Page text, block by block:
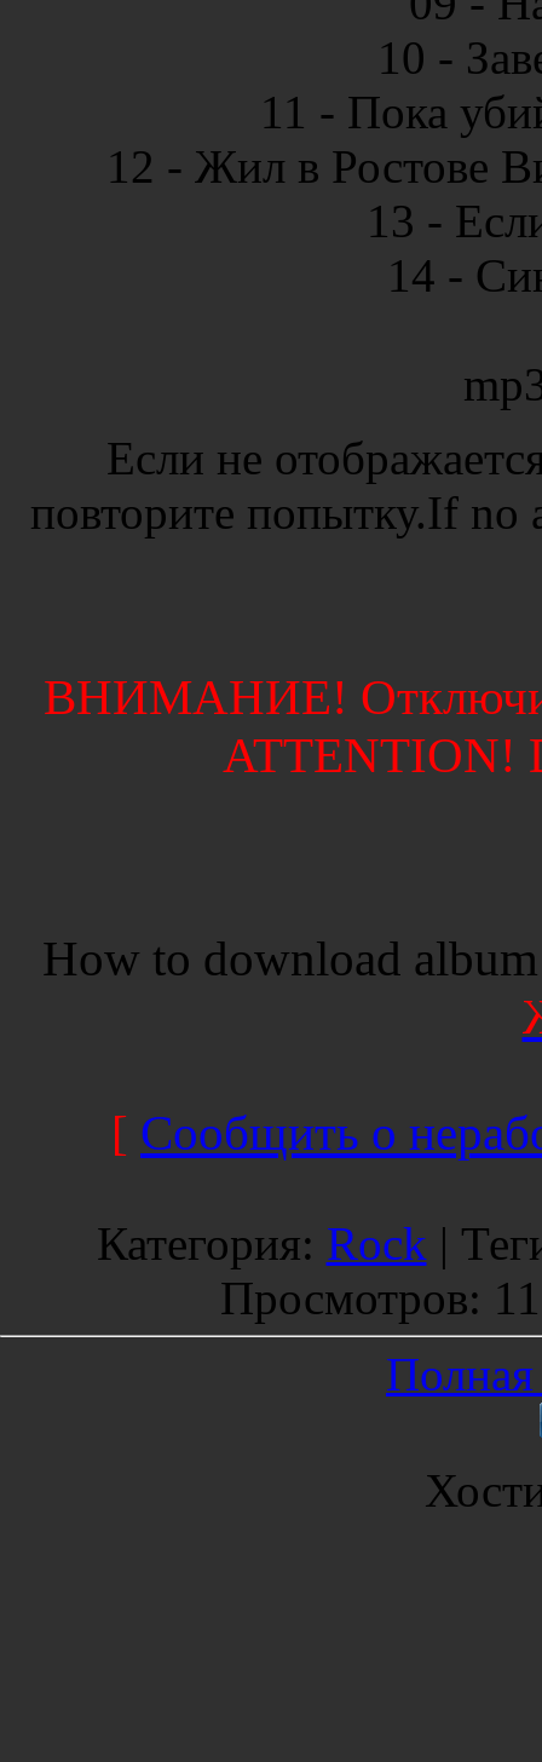
10 -
11 - Пока
12 - Жил в Ростове
13 -
14 -
Если не
повторите попытку.If
ВНИМАНИЕ!
ATTENTION!
How to download
[ Сообщить о
Категория: Rock |
Просмотров:
Полная